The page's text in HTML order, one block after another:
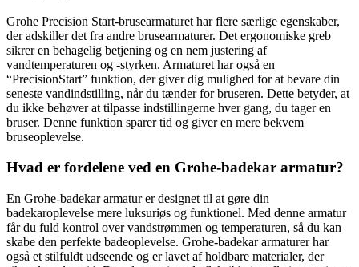
Grohe Precision Start-brusearmaturet har flere særlige egenskaber,
der adskiller det fra andre brusearmaturer. Det ergonomiske greb
sikrer en behagelig betjening og en nem justering af
vandtemperaturen og -styrken. Armaturet har også en
“PrecisionStart” funktion, der giver dig mulighed for at bevare din
seneste vandindstilling, når du tænder for bruseren. Dette betyder, at
du ikke behøver at tilpasse indstillingerne hver gang, du tager en
bruser. Denne funktion sparer tid og giver en mere bekvem
bruseoplevelse.
Hvad er fordelene ved en Grohe-badekar armatur?
En Grohe-badekar armatur er designet til at gøre din
badekaroplevelse mere luksuriøs og funktionel. Med denne armatur
får du fuld kontrol over vandstrømmen og temperaturen, så du kan
skabe den perfekte badeoplevelse. Grohe-badekar armaturer har
også et stilfuldt udseende og er lavet af holdbare materialer, der